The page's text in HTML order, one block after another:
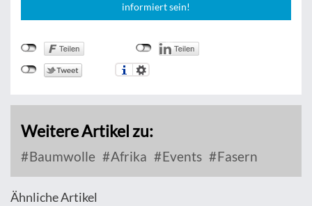
informiert sein!
Weitere Artikel zu:
Baumwolle Afrika Events Fasern
Ähnliche Artikel